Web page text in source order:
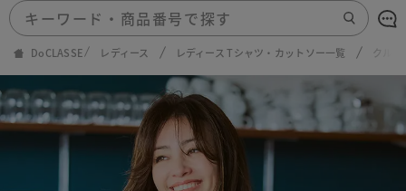
DoCLASSE レディース レディース Tシャツ・カットソー一覧 クル